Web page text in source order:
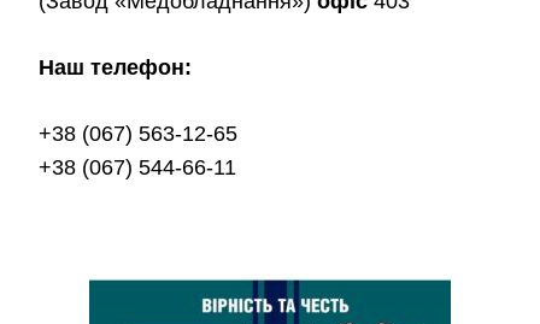
Наш телефон:
+38 (067) 563-12-65
+38 (067) 544-66-11